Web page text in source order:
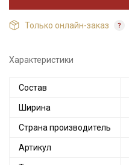
Только онлайн-заказ
Характеристики
Состав
Ширина
Страна производитель
Артикул